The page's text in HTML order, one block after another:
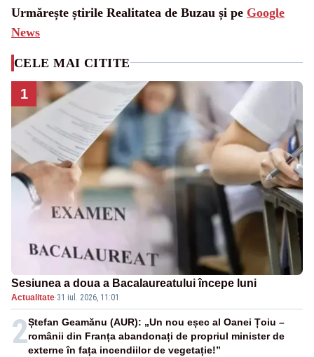
Urmărește știrile Realitatea de Buzau și pe Google
News
CELE MAI CITITE
1
Sesiunea a doua a Bacalaureatului începe luni
Actualitate·31 iul. 2026, 11:01
2Ștefan Geamănu (AUR): „Un nou eșec al Oanei Țoiu –
românii din Franța abandonați de propriul minister de
externe în fața incendiilor de vegetație!”